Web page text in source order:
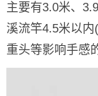
主要有3.0米、
溪流竿4.5米以
重头等影响手感